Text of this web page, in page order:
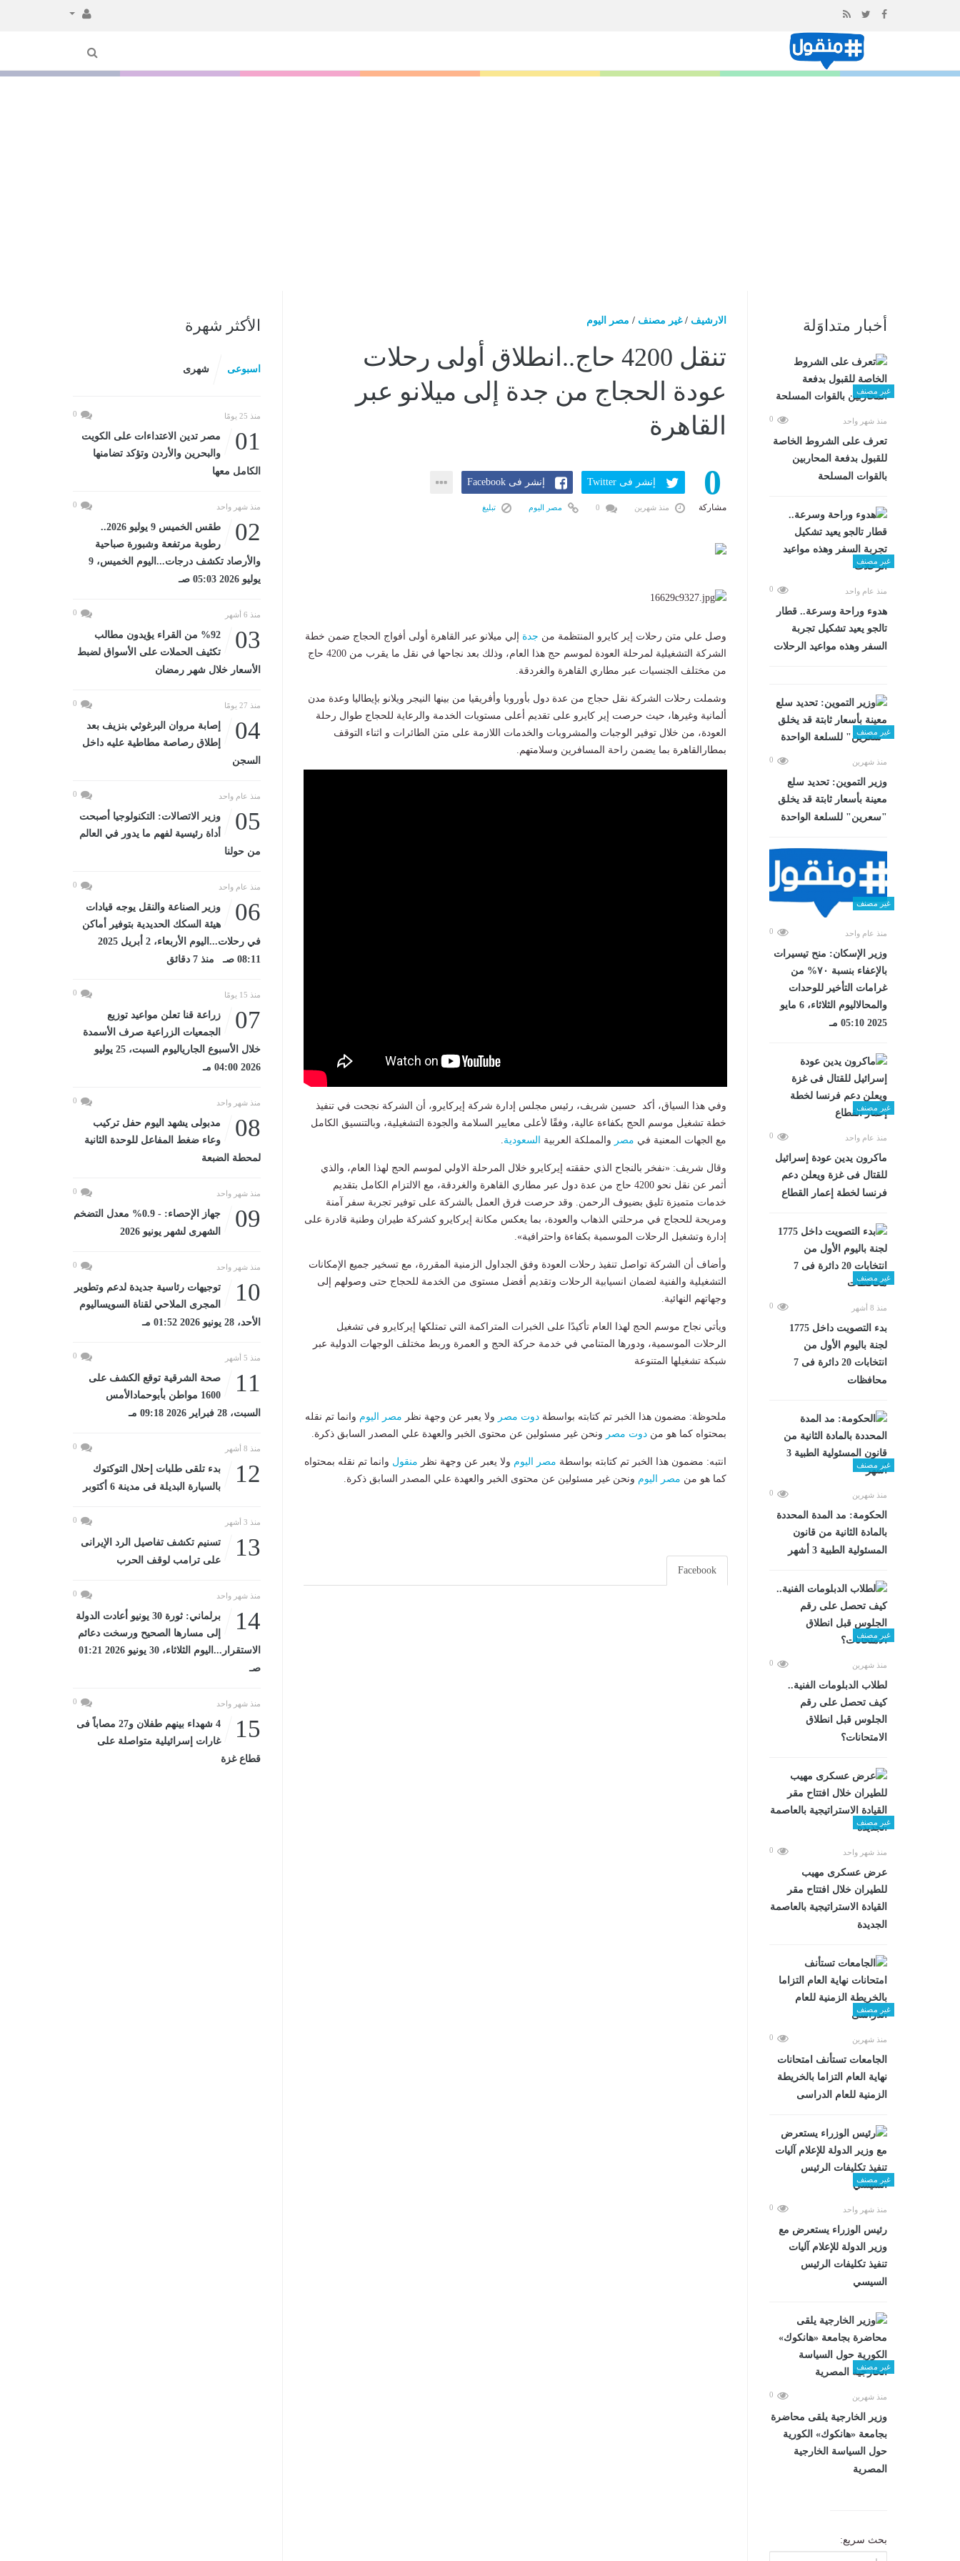
المحتوى
أخبار متداوَلة
غير مصنف
منذ شهر واحد 0
تعرف على الشروط الخاصة
للقبول بدفعة المحاربين
بالقوات المسلحة
غير مصنف
منذ عام واحد 0
هدوء وراحة وسرعة.. قطار
تالجو يعيد تشكيل تجربة
السفر وهذه مواعيد الرحلات
غير مصنف
منذ شهرين 0
وزير التموين: تحديد سلع
معينة بأسعار ثابتة قد يخلق
"سعرين" للسلعة الواحدة
غير مصنف
منذ عام واحد 0
وزير الإسكان: منح تيسيرات
بالإعفاء بنسبة ٧٠% من
غرامات التأخير للوحدات
والمحالاليوم الثلاثاء، 6 مايو
2025 05:10 مـ
غير مصنف
منذ عام واحد 0
ماكرون يدين عودة إسرائيل
للقتال فى غزة ويعلن دعم
فرنسا لخطة إعمار القطاع
غير مصنف
منذ 8 أشهر 0
بدء التصويت داخل 1775
لجنة باليوم الأول من
انتخابات 20 دائرة فى 7
محافظات
غير مصنف
منذ شهرين 0
الحكومة: مد المدة المحددة
بالمادة الثانية من قانون
المسئولية الطبية 3 أشهر
غير مصنف
منذ شهرين 0
لطلاب الدبلومات الفنية..
كيف تحصل على رقم
الجلوس قبل انطلاق
الامتحانات؟
غير مصنف
منذ شهر واحد 0
عرض عسكرى مهيب
للطيران خلال افتتاح مقر
القيادة الاستراتيجية بالعاصمة
الجديدة
غير مصنف
منذ شهرين 0
الجامعات تستأنف امتحانات
نهاية العام التزاما بالخريطة
الزمنية للعام الدراسى
غير مصنف
منذ شهر واحد 0
رئيس الوزراء يستعرض مع
وزير الدولة للإعلام آليات
تنفيذ تكليفات الرئيس
السيسي
غير مصنف
منذ شهرين 0
وزير الخارجية يلقى محاضرة
بجامعة «هانكوك» الكورية
حول السياسة الخارجية
المصرية
بحث سريع:
الارشيف /غير مصنف / مصر اليوم
تنقل 4200 حاج..انطلاق أولى رحلات
عودة الحجاج من جدة إلى ميلانو عبر
القاهرة
0
مشاركة
إنشر فى Twitter إنشر فى Facebook
منذ شهرين مصر اليوم تبليغ
وصل علي متن رحلات إير كايرو المنتظمة من جدة إلي ميلانو عبر القاهرة أولى أفواج الحجاج ضمن خطة
الشركة التشغيلية لمرحلة العودة لموسم حج هذا العام، وذلك بعد نجاحها في نقل ما يقرب من 4200 حاج
من مختلف الجنسيات عبر مطاري القاهرة والغردقة.
وشملت رحلات الشركة نقل حجاج من عدة دول بأوروبا وأفريقيا من بينها النيجر ويلانو بإيطاليا وعدة مدن
ألمانية وغيرها، حيث حرصت إير كايرو على تقديم أعلى مستويات الخدمة والرعاية للحجاج طوال رحلة
العودة، من خلال توفير الوجبات والمشروبات والخدمات اللازمة على متن الطائرات و اثناء التوقف
بمطارالقاهرة بما يضمن راحة المسافرين وسلامتهم.
وفي هذا السياق، أكد حسين شريف، رئيس مجلس إدارة شركة إيركايرو، أن الشركة نجحت في تنفيذ
خطة تشغيل موسم الحج بكفاءة عالية، وفقًا لأعلى معايير السلامة والجودة التشغيلية، وبالتنسيق الكامل
مع الجهات المعنية في مصر والمملكة العربية السعودية.
وقال شريف: «نفخر بالنجاح الذي حققته إيركايرو خلال المرحلة الاولي لموسم الحج لهذا العام، والذي
أثمر عن نقل نحو 4200 حاج من عدة دول عبر مطاري القاهرة والغردقة، مع الالتزام الكامل بتقديم
خدمات متميزة تليق بضيوف الرحمن. وقد حرصت فرق العمل بالشركة على توفير تجربة سفر آمنة
ومريحة للحجاج في مرحلتي الذهاب والعودة، بما يعكس مكانة إيركايرو كشركة طيران وطنية قادرة على
إدارة وتشغيل الرحلات الموسمية بكفاءة واحترافية».
وأضاف أن الشركة تواصل تنفيذ رحلات العودة وفق الجداول الزمنية المقررة، مع تسخير جميع الإمكانات
التشغيلية والفنية لضمان انسيابية الرحلات وتقديم أفضل مستوى من الخدمة للحجاج حتى وصولهم إلى
وجهاتهم النهائية.
ويأتي نجاح موسم الحج لهذا العام تأكيدًا على الخبرات المتراكمة التي تمتلكها إيركايرو في تشغيل
الرحلات الموسمية، ودورها المتنامي في خدمة حركة الحج و العمرة وربط مختلف الوجهات الدولية عبر
شبكة تشغيلها المتنوعة
ملحوظة: مضمون هذا الخبر تم كتابته بواسطة دوت مصر ولا يعبر عن وجهة نظر مصر اليوم وانما تم نقله
بمحتواه كما هو من دوت مصر ونحن غير مسئولين عن محتوى الخبر والعهدة علي المصدر السابق ذكرة.
انتبه: مضمون هذا الخبر تم كتابته بواسطة مصر اليوم ولا يعبر عن وجهة نظر منقول وانما تم نقله بمحتواه
كما هو من مصر اليوم ونحن غير مسئولين عن محتوى الخبر والعهدة علي المصدر السابق ذكرة.
Facebook
الأكثر شهرة
اسبوعى شهرى
منذ 25 يومًا 0
01
مصر تدين الاعتداءات على الكويت
والبحرين والأردن وتؤكد تضامنها
الكامل معها
منذ شهر واحد 0
02
طقس الخميس 9 يوليو 2026..
رطوبة مرتفعة وشبورة صباحية
والأرصاد تكشف درجات...اليوم الخميس، 9
يوليو 2026 05:03 صـ
منذ 6 أشهر 0
03
%92 من القراء يؤيدون مطالب
تكثيف الحملات على الأسواق لضبط
الأسعار خلال شهر رمضان
منذ 27 يومًا 0
04
إصابة مروان البرغوثي بنزيف بعد
إطلاق رصاصة مطاطية عليه داخل
السجن
منذ عام واحد 0
05
وزير الاتصالات: التكنولوجيا أصبحت
أداة رئيسية لفهم ما يدور في العالم
من حولنا
منذ عام واحد 0
06
وزير الصناعة والنقل يوجه قيادات
هيئة السكك الحديدية بتوفير أماكن
في رحلات...اليوم الأربعاء، 2 أبريل 2025
08:11 صـ منذ 7 دقائق
منذ 15 يومًا 0
07
زراعة قنا تعلن مواعيد توزيع
الجمعيات الزراعية صرف الأسمدة
خلال الأسبوع الجارياليوم السبت، 25 يوليو
2026 04:00 مـ
منذ شهر واحد 0
08
مدبولى يشهد اليوم حفل تركيب
وعاء ضغط المفاعل للوحدة الثانية
لمحطة الضبعة
منذ شهر واحد 0
09
جهاز الإحصاء: - 0.9% معدل التضخم
الشهرى لشهر يونيو 2026
منذ شهر واحد 0
10
توجيهات رئاسية جديدة لدعم وتطوير
المجرى الملاحي لقناة السويساليوم
الأحد، 28 يونيو 2026 01:52 مـ
منذ 5 أشهر 0
11
صحة الشرقية توقع الكشف على
1600 مواطن بأبوحمادالأمس
السبت، 28 فبراير 2026 09:18 مـ
منذ 8 أشهر 0
12
بدء تلقى طلبات إحلال التوكتوك
بالسيارة البديلة فى مدينة 6 أكتوبر
منذ 3 أشهر 0
13
تسنيم تكشف تفاصيل الرد الإيرانى
على ترامب لوقف الحرب
منذ شهر واحد 0
14
برلماني: ثورة 30 يونيو أعادت الدولة
إلى مسارها الصحيح ورسخت دعائم
الاستقرار...اليوم الثلاثاء، 30 يونيو 2026 01:21
صـ
منذ شهر واحد 0
15
4 شهداء بينهم طفلان و27 مصاباً فى
غارات إسرائيلية متواصلة على
قطاع غزة